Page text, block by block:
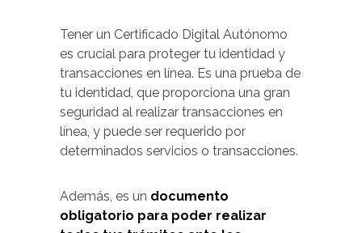
Tener un Certificado Digital Autónomo
es crucial para proteger tu identidad y
transacciones en línea. Es una prueba de
tu identidad, que proporciona una gran
seguridad al realizar transacciones en
línea, y puede ser requerido por
determinados servicios o transacciones.
Además, es un documento
obligatorio para poder realizar